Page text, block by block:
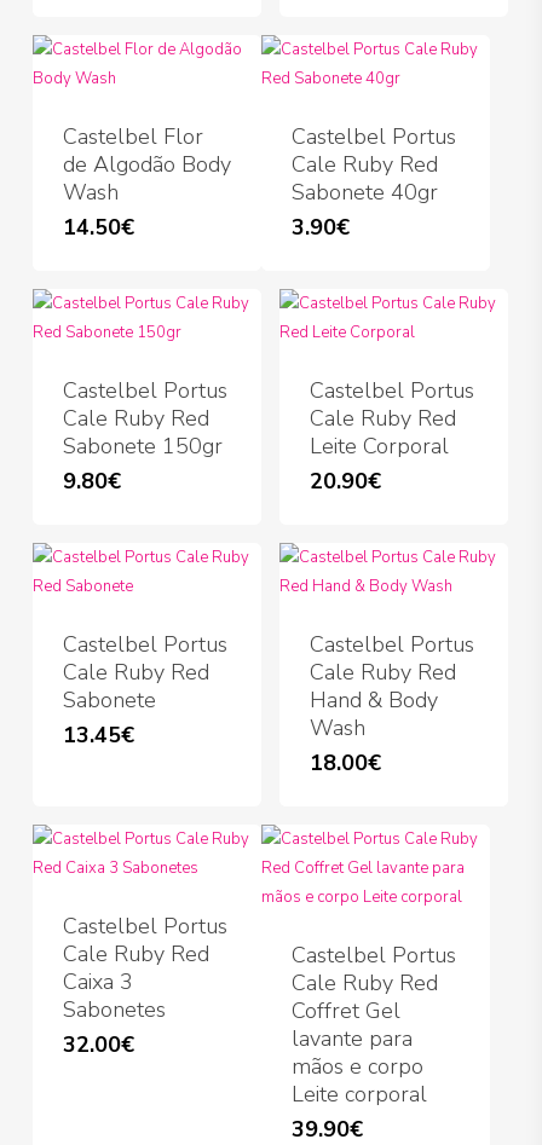
Castelbel Flor
de Algodão Body
Wash
14.50€
Castelbel Portus
Cale Ruby Red
Sabonete 40gr
3.90€
Castelbel Portus
Cale Ruby Red
Sabonete 150gr
9.80€
Castelbel Portus
Cale Ruby Red
Leite Corporal
20.90€
Castelbel Portus
Cale Ruby Red
Sabonete
13.45€
Castelbel Portus
Cale Ruby Red
Hand & Body
Wash
18.00€
Castelbel Portus
Cale Ruby Red
Caixa 3
Sabonetes
32.00€
Castelbel Portus
Cale Ruby Red
Coffret Gel
lavante para
mãos e corpo
Leite corporal
39.90€